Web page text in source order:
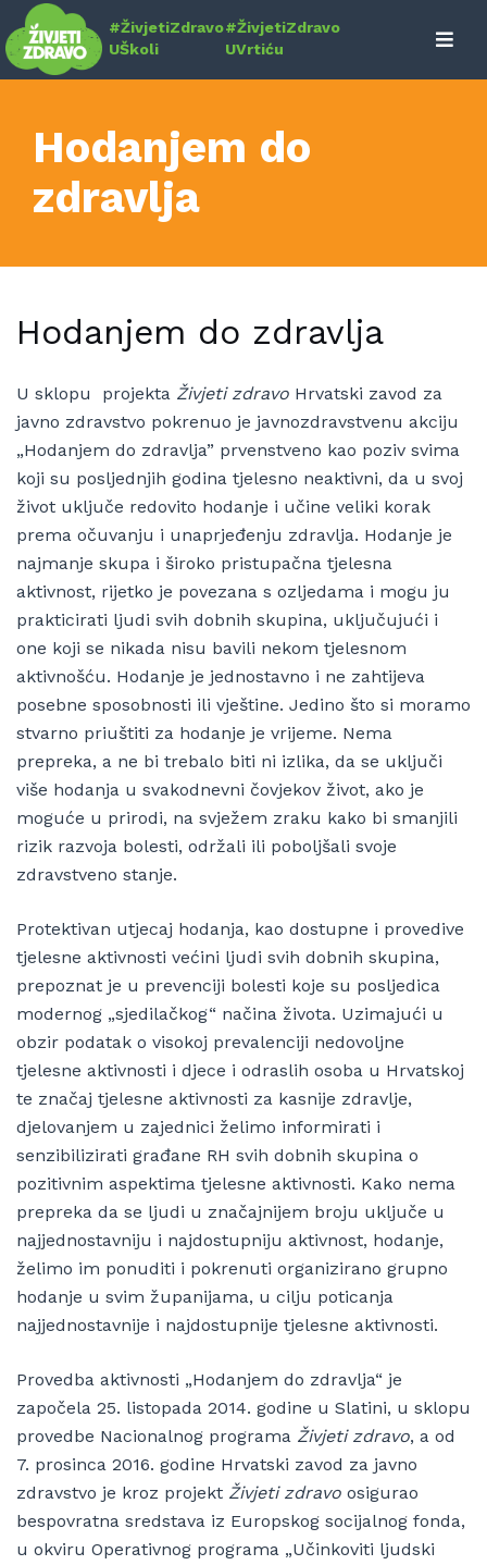
Skip
to
content
#ŽivjetiZdravo
UŠkoli
#ŽivjetiZdravo
UVrtiću
Hodanjem do
zdravlja
Hodanjem do zdravlja
U sklopu projekta Živjeti zdravo Hrvatski zavod za
javno zdravstvo pokrenuo je javnozdravstvenu akciju
„Hodanjem do zdravlja” prvenstveno kao poziv svima
koji su posljednjih godina tjelesno neaktivni, da u svoj
život uključe redovito hodanje i učine veliki korak
prema očuvanju i unaprjeđenju zdravlja. Hodanje je
najmanje skupa i široko pristupačna tjelesna
aktivnost, rijetko je povezana s ozljedama i mogu ju
prakticirati ljudi svih dobnih skupina, uključujući i
one koji se nikada nisu bavili nekom tjelesnom
aktivnošću. Hodanje je jednostavno i ne zahtijeva
posebne sposobnosti ili vještine. Jedino što si moramo
stvarno priuštiti za hodanje je vrijeme. Nema
prepreka, a ne bi trebalo biti ni izlika, da se uključi
više hodanja u svakodnevni čovjekov život, ako je
moguće u prirodi, na svježem zraku kako bi smanjili
rizik razvoja bolesti, održali ili poboljšali svoje
zdravstveno stanje.
Protektivan utjecaj hodanja, kao dostupne i provedive
tjelesne aktivnosti većini ljudi svih dobnih skupina,
prepoznat je u prevenciji bolesti koje su posljedica
modernog „sjedilačkog“ načina života. Uzimajući u
obzir podatak o visokoj prevalenciji nedovoljne
tjelesne aktivnosti i djece i odraslih osoba u Hrvatskoj
te značaj tjelesne aktivnosti za kasnije zdravlje,
djelovanjem u zajednici želimo informirati i
senzibilizirati građane RH svih dobnih skupina o
pozitivnim aspektima tjelesne aktivnosti. Kako nema
prepreka da se ljudi u značajnijem broju uključe u
najjednostavniju i najdostupniju aktivnost, hodanje,
želimo im ponuditi i pokrenuti organizirano grupno
hodanje u svim županijama, u cilju poticanja
najjednostavnije i najdostupnije tjelesne aktivnosti.
Provedba aktivnosti „Hodanjem do zdravlja“ je
započela 25. listopada 2014. godine u Slatini, u sklopu
provedbe Nacionalnog programa Živjeti zdravo, a od
7. prosinca 2016. godine Hrvatski zavod za javno
zdravstvo je kroz projekt Živjeti zdravo osigurao
bespovratna sredstava iz Europskog socijalnog fonda,
u okviru Operativnog programa „Učinkoviti ljudski